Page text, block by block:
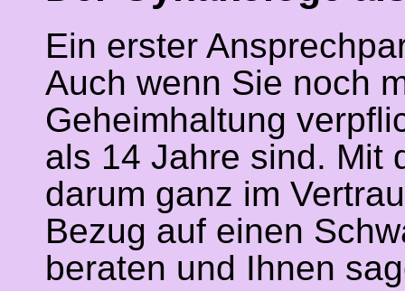
Ein erster
Auch wenn Sie noch
Geheimhaltung
als 14 Jahre sind. Mit
darum ganz im
Bezug auf einen
beraten und Ihnen